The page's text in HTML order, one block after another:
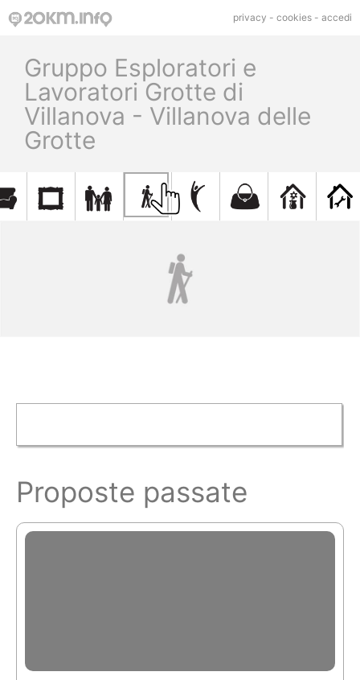
privacy - cookies - accedi
Gruppo Esploratori e
Lavoratori Grotte di
Villanova - Villanova delle
Grotte
Proposte passate